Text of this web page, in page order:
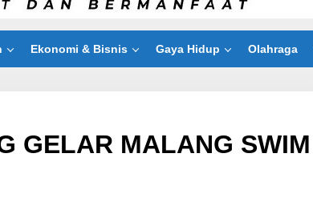
Ekonomi & Bisnis Gaya Hidup Olahraga
GELAR MALANG SWIM